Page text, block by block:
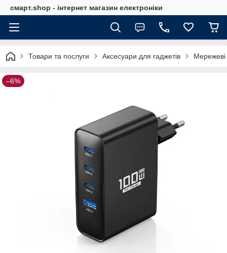
смарт.shop - інтернет магазин електроніки
Товари та послуги Аксесуари для гаджетів Мережеві
–6%